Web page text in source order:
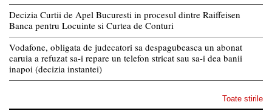
Decizia Curtii de Apel Bucuresti in procesul dintre Raiffeisen
Banca pentru Locuinte si Curtea de Conturi
Vodafone, obligata de judecatori sa despagubeasca un abonat
caruia a refuzat sa-i repare un telefon stricat sau sa-i dea banii
inapoi (decizia instantei)
Toate stirile